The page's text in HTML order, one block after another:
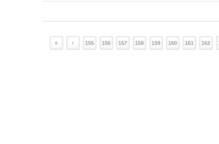
« ‹ 155 156 157 158 159 160 161 162